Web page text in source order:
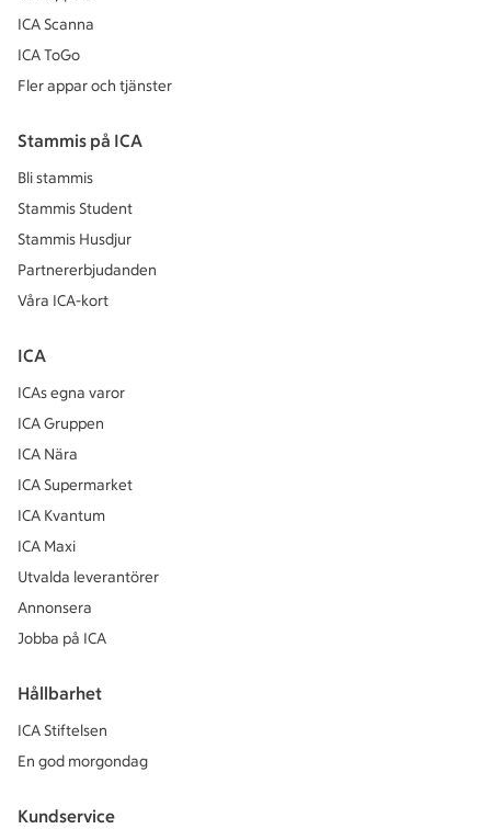
ICA Scanna
ICA ToGo
Fler appar och tjänster
Stammis på ICA
Bli stammis
Stammis Student
Stammis Husdjur
Partnererbjudanden
Våra ICA-kort
ICA
ICAs egna varor
ICA Gruppen
ICA Nära
ICA Supermarket
ICA Kvantum
ICA Maxi
Utvalda leverantörer
Annonsera
Jobba på ICA
Hållbarhet
ICA Stiftelsen
En god morgondag
Kundservice